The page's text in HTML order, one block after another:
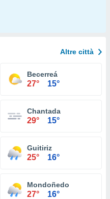
Altre città
Becerreá
27° 15°
Chantada
29° 15°
Guitiriz
25° 16°
Mondoñedo
27° 16°